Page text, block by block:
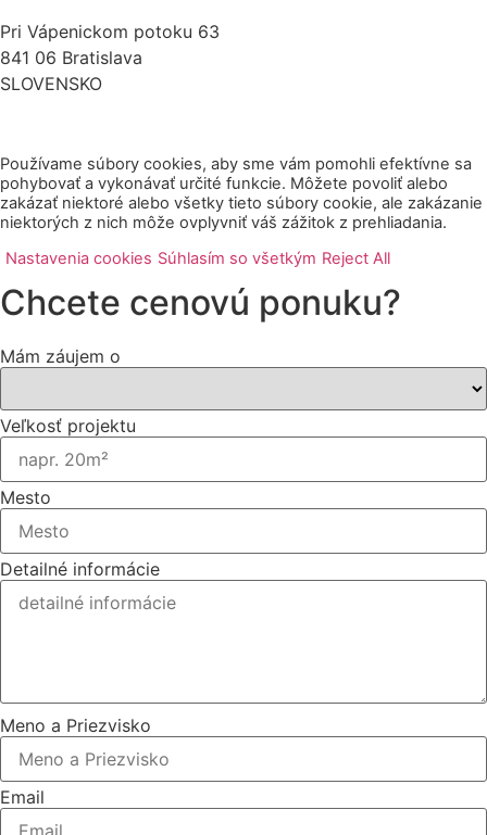
Pri Vápenickom potoku 63
841 06 Bratislava
SLOVENSKO
Používame súbory cookies, aby sme vám pomohli efektívne sa
pohybovať a vykonávať určité funkcie. Môžete povoliť alebo
zakázať niektoré alebo všetky tieto súbory cookie, ale zakázanie
niektorých z nich môže ovplyvniť váš zážitok z prehliadania.
Nastavenia cookies Súhlasím so všetkým Reject All
Chcete cenovú ponuku?
Mám záujem o
Veľkosť projektu
Mesto
Detailné informácie
Meno a Priezvisko
Email